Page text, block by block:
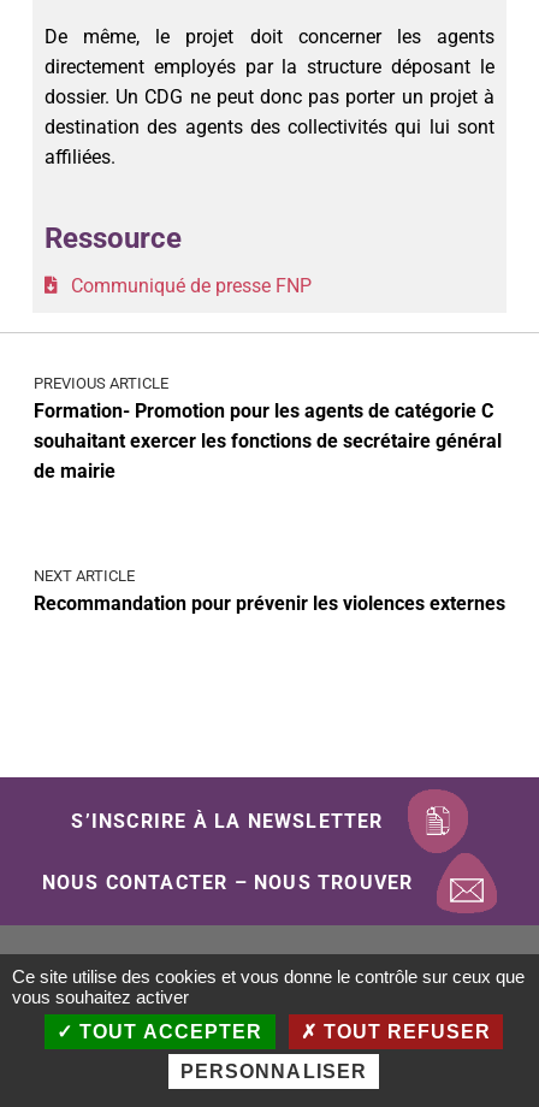
De même, le projet doit concerner les agents
directement employés par la structure déposant le
dossier. Un CDG ne peut donc pas porter un projet à
destination des agents des collectivités qui lui sont
affiliées.
Ressource
Communiqué de presse FNP
PREVIOUS ARTICLE
Formation- Promotion pour les agents de catégorie C
souhaitant exercer les fonctions de secrétaire général
de mairie
NEXT ARTICLE
Recommandation pour prévenir les violences externes
S’INSCRIRE À LA NEWSLETTER
NOUS CONTACTER – NOUS TROUVER
Mentions Légales
Politique de confidentialité
Gestion des cookies
Conception : Objectif-Multimedia.com / 2020
Ce site utilise des cookies et vous donne le contrôle sur ceux que
vous souhaitez activer
TOUT ACCEPTER
TOUT REFUSER
PERSONNALISER